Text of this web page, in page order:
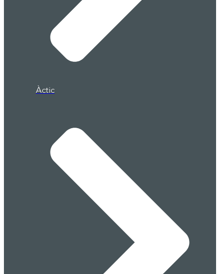
Àctic